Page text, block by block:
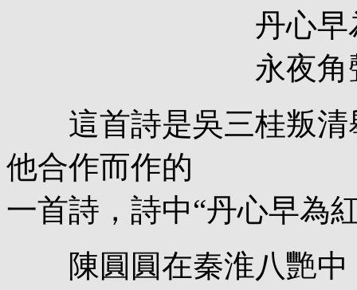
丹心早為紅顏改
永夜角聲應不寐
這首詩是吳三桂叛清
他合作而作的
一首詩，詩中“丹心早為
陳圓圓在秦淮八艷中